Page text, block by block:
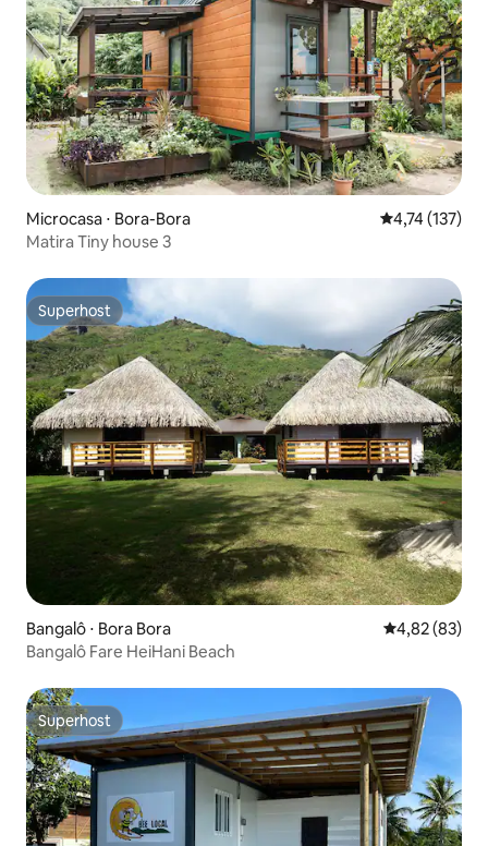
Microcasa ⋅ Bora-Bora 4,74 de uma
4,74 (137)
Matira Tiny house 3
Superhost
Superhost
Bangalô ⋅ Bora Bora 4,82 de uma
4,82 (83)
Bangalô Fare HeiHani Beach
Superhost
Superhost